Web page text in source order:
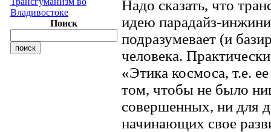
Владивостоке
Поиск
Надо сказать, что
идею парадайз-
подразумевает (и
человека.
«Этика космоса, т.е.
том, чтобы не было
совершенных, ни для
начинающих свое